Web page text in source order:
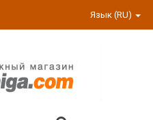
Язык (RU)